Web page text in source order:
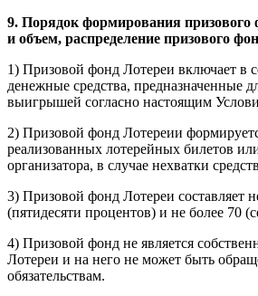
9. Порядок формирования призового
и объем, распределение призового
1) Призовой фонд Лотереи включает в
денежные средства, предназначенные
выигрышей согласно настоящим
2) Призовой фонд Лотереии
реализованных лотерейных билетов
организатора, в случае нехватки
3) Призовой фонд Лотереи составляет
(пятидесяти процентов) и не более 70
4) Призовой фонд не является
Лотереи и на него не может быть
обязательствам.